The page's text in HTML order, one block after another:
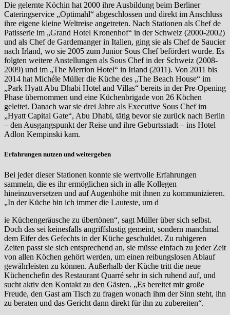
Die gelernte Köchin hat 2000 ihre Ausbildung beim Berliner
Cateringservice „Optimahl“ abgeschlossen und direkt im Anschluss
ihre eigene kleine Weltreise angetreten. Nach Stationen als Chef de
Patisserie im „Grand Hotel Kronenhof“ in der Schweiz (2000-2002)
und als Chef de Gardemanger in Italien, ging sie als Chef de Saucier
nach Irland, wo sie 2005 zum Junior Sous Chef befördert wurde. Es
folgten weitere Anstellungen als Sous Chef in der Schweiz (2008-
2009) und im „The Merrion Hotel“ in Irland (2011). Von 2011 bis
2014 hat Michéle Müller die Küche des „The Beach House“ im
„Park Hyatt Abu Dhabi Hotel and Villas“ bereits in der Pre-Opening
Phase übernommen und eine Küchenbrigade von 26 Köchen
geleitet. Danach war sie drei Jahre als Executive Sous Chef im
„Hyatt Capital Gate“, Abu Dhabi, tätig bevor sie zurück nach Berlin
– den Ausgangspunkt der Reise und ihre Geburtsstadt – ins Hotel
Adlon Kempinski kam.
Erfahrungen nutzen und weitergeben
Bei jeder dieser Stationen konnte sie wertvolle Erfahrungen
sammeln, die es ihr ermöglichen sich in alle Kollegen
hineinzuversetzen und auf Augenhöhe mit ihnen zu kommunizieren.
„In der Küche bin ich immer die Lauteste, um d
ie Küchengeräusche zu übertönen“, sagt Müller über sich selbst.
Doch das sei keinesfalls angriffslustig gemeint, sondern manchmal
dem Eifer des Gefechts in der Küche geschuldet. Zu ruhigeren
Zeiten passt sie sich entsprechend an, sie müsse einfach zu jeder Zeit
von allen Köchen gehört werden, um einen reibungslosen Ablauf
gewährleisten zu können. Außerhalb der Küche tritt die neue
Küchenchefin des Restaurant Quarré sehr in sich ruhend auf, und
sucht aktiv den Kontakt zu den Gästen. „Es bereitet mir große
Freude, den Gast am Tisch zu fragen wonach ihm der Sinn steht, ihn
zu beraten und das Gericht dann direkt für ihn zu zubereiten“.